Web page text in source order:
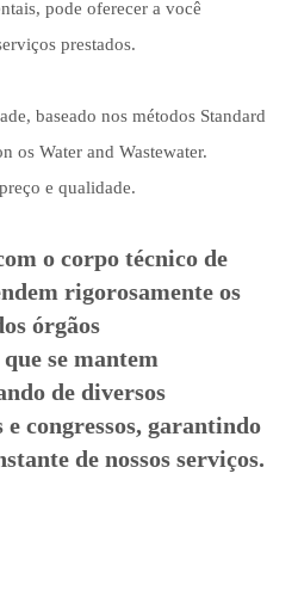
pode oferecer a você
prestados.
baseado nos métodos Standard
os Water and Wastewater.
e qualidade.
o corpo técnico de
rigorosamente os
órgãos
se mantem
de diversos
congressos, garantindo
de nossos serviços.